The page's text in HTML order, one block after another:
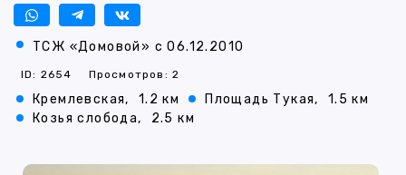
ТСЖ «Домовой» с 06.12.2010
ID: 2654 Просмотров: 2
Кремлевская, 1.2 км Площадь Тукая,
1.5 км
Козья слобода,
2.5 км